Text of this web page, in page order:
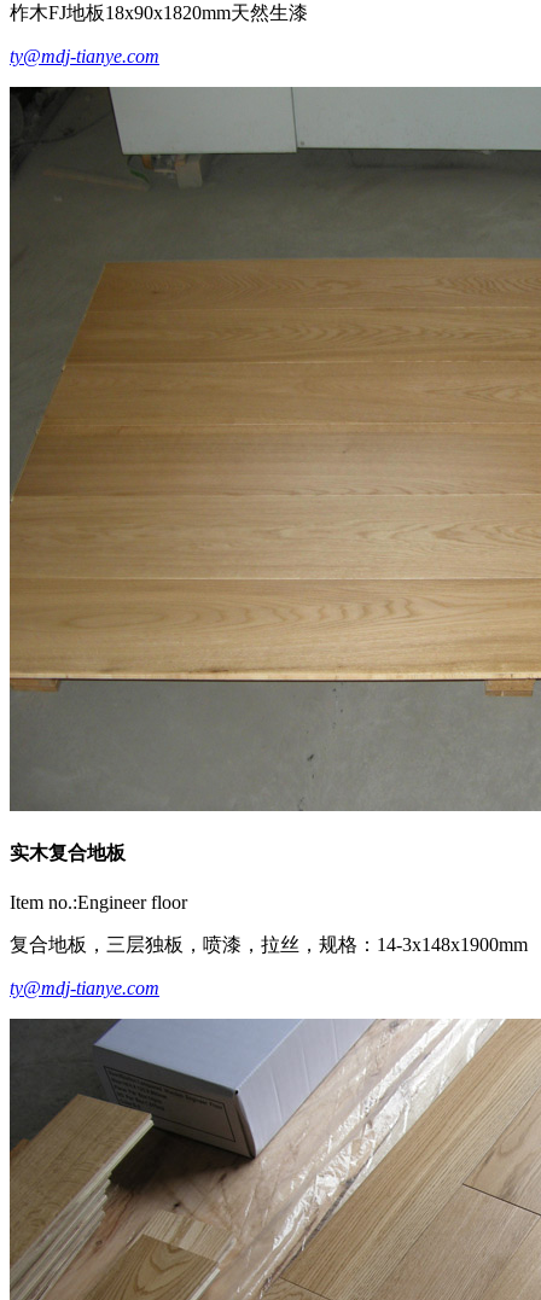
柞木FJ地板18x90x1820mm天然生漆
ty@mdj-tianye.com
实木复合地板
Item no.:Engineer floor
复合地板，三层独板，喷漆，拉丝，规格：14-3x148x1900mm
ty@mdj-tianye.com